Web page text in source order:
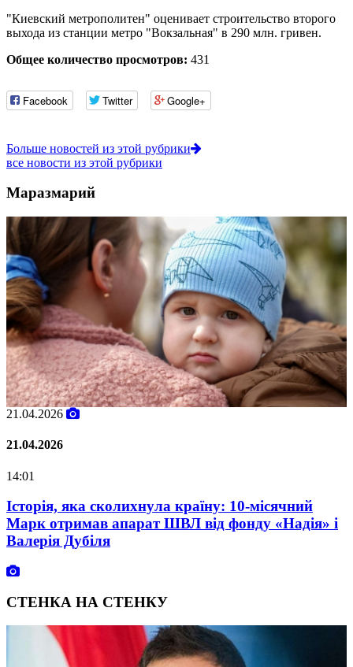
"Киевский метрополитен" оценивает строительство второго
выхода из станции метро "Вокзальная" в 290 млн. гривен.
Общее количество просмотров: 431
Facebook Twitter Google+
Больше новостей из этой рубрики
все новости из этой рубрики
Маразмарий
яка сколихнула країну: 10-місячний
отримав апарат ШВЛ від фонду «Надія» і
Дубіля
СТЕНКА НА СТЕНКУ